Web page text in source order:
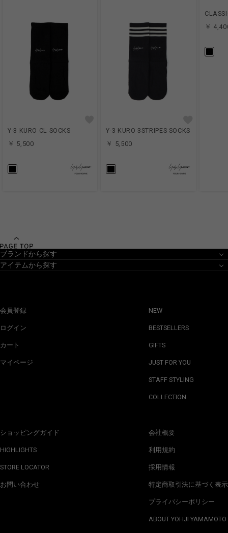
Y-3 KURO CL SOCKS
￥ 5,500
Y-3 KURO 3STRIPES SOCKS
￥ 5,500
￥
ブランドから探す
アイテムから探す
会員登録
ログイン
カート
マイページ
ショッピングガイド
HIGHLIGHTS
STORE LOCATOR
お問い合わせ
NEW
BESTSELLERS
GIFTS
JUST FOR YOU
STAFF STYLING
COLLECTION
会社概要
利用規約
採用情報
特定商取引法に基づく表示
プライバシーポリシー
ABOUT YOHJI YAMAMOTO